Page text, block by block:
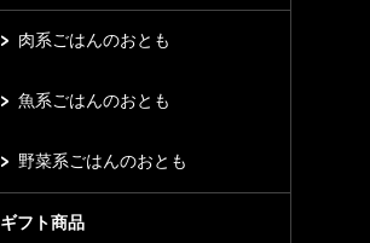
肉系ごはんのおとも
魚系ごはんのおとも
野菜系ごはんのおとも
ギフト商品